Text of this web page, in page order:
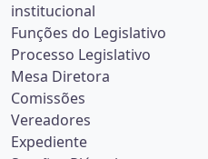
institucional
Funções do Legislativo
Processo Legislativo
Mesa Diretora
Comissões
Vereadores
Expediente